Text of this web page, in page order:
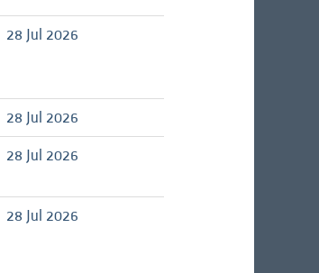
28 Jul 2026
28 Jul 2026
28 Jul 2026
28 Jul 2026